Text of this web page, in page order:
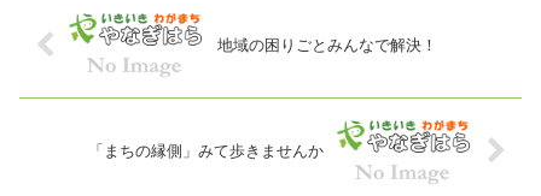
地域の困りごとみんなで解決！
「まちの縁側」みて歩きませんか